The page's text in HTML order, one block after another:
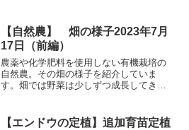
【自然農】 畑の様子2023年7月
17日（前編）
農薬や化学肥料を使用しない有機栽培の
自然農。その畑の様子を紹介していま
す。畑では野菜は少しずつ成長してき
ました。ちょっと見てください。
【エンドウの定植】追加育苗定植